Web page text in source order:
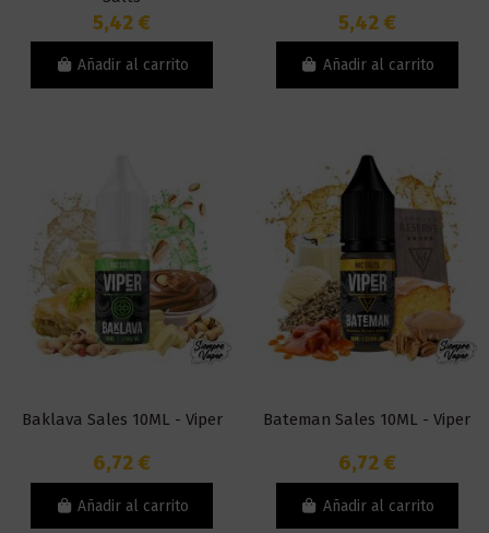
5,42 €
Añadir al carrito
5,42 €
Añadir al carrito
Baklava Sales 10ML - Viper
6,72 €
Añadir al carrito
Bateman Sales 10ML - Viper
6,72 €
Añadir al carrito